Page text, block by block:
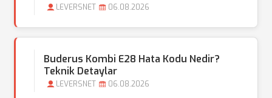
LEVERSNET 06.08.2026
Buderus Kombi E28 Hata Kodu Nedir?
Teknik Detaylar
LEVERSNET 06.08.2026